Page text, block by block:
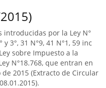
introducidas por la Ley N°
3°, 31 N°9, 41 N°1, 59 inc
sobre Impuesto a la
N°18.768, que entran en
2015 (Extracto de Circular